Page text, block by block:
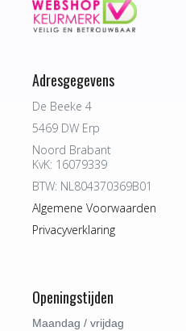
Adresgegevens
De Beeke 4
5469 DW Erp
Noord Brabant
KvK: 16079339
BTW: NL804370369B01
Algemene Voorwaarden
Privacyverklaring
Openingstijden
Maandag / vrijdag